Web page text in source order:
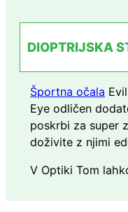
DIOPTRIJSKA
Športna očala
Eye odličen
poskrbi za super
doživite z njimi
V Optiki Tom